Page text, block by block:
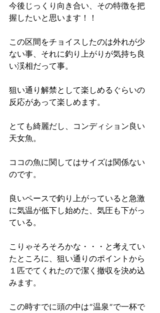
今後じっくり向き合い、その特徴を把
握したいと思います！！
この区間をチョイスしたのは外れが少
ない事、それに釣り上がりが気持ち良
い渓相だって事。
狙い通り解禁として楽しめるぐらいの
反応があって楽しめます。
とても綺麗だし、コンディション良い
天女魚。
ココの魚に関してはサイズは関係ない
のです。
良いペースで釣り上がっていると急激
に気温が低下し始めた、気圧も下がっ
ている。
こりゃそろそろかな・・・と考えてい
たところに、狙い通りのポイントから
１匹でてくれたので潔く撤収を決め込
みます。
この時すでに頭の中は”温泉”で一杯で